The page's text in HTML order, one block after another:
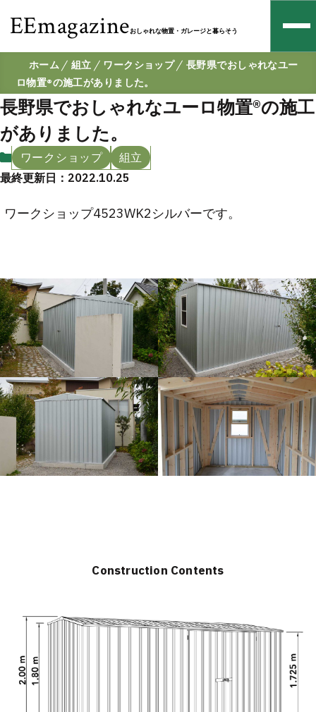
EEmagazineおしゃれな物置・ガレージと暮らそう
ホーム 組立 ワークショップ
長野県でおしゃれなユー
ロ物置®の施工がありました。
長野県でおしゃれなユーロ物置®の施工
がありました。
ワークショップ
組立
最終更新日：2022.10.25
ワークショップ4523WK2シルバーです。
Construction Contents